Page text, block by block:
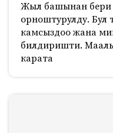
Жыл башынан бери
орноштурулду. Бул
камсыздоо жана
билдиришти.
карата